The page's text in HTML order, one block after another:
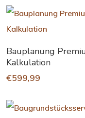
In Den Warenkorb
Bauplanung
Kalkulation
€599,99